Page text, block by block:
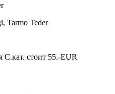
Tarmo Teder
стоит 55.-EUR